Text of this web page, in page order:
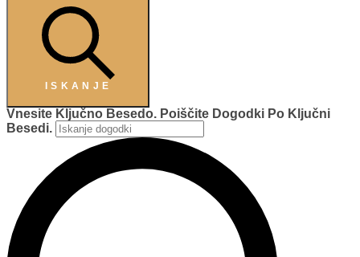
ISKANJE
Vnesite Ključno Besedo. Poiščite Dogodki Po Ključni
Besedi.